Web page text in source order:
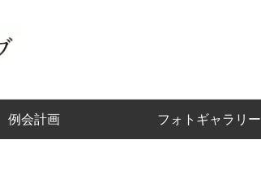
例会計画 フォトギャラリー